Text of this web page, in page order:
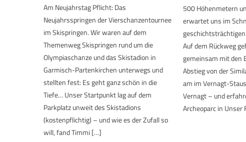
Am Neujahrstag Pflicht: Das
Neujahrsspringen der Vierschanzentournee
im Skispringen. Wir waren auf dem
Themenweg Skispringen rund um die
Olympiaschanze und das Skistadion in
Garmisch-Partenkirchen unterwegs und
stellten fest: Es geht ganz schön in die
Tiefe… Unser Startpunkt lag auf dem
Parkplatz unweit des Skistadions
(kostenpflichtig) – und wie es der Zufall so
will, fand Timmi […]
500 Höhenmetern
erwartet uns im
Auf dem Rückweg
gemeinsam mit den
Abstieg von der
am im Vernagt-
Vernagt – und
Archeoparc in Unser